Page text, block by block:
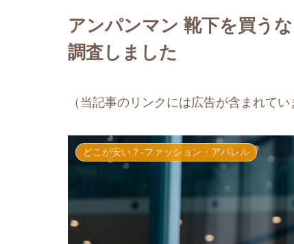
アンパンマン 靴下を買う
調査しました
（当記事のリンクには広告が含まれてい
どこが安い？-ファッション・アパレル